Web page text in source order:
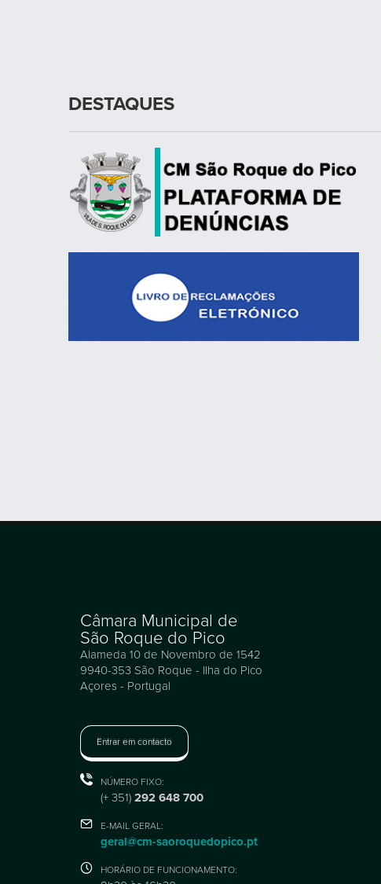
DESTAQUES
Câmara Municipal de
São Roque do Pico
Alameda 10 de Novembro de 1542
9940-353 São Roque - Ilha do Pico
Açores - Portugal
Entrar em contacto
NÚMERO FIXO:
(+ 351) 292 648 700
E-MAIL GERAL:
geral@cm-saoroquedopico.pt
HORÁRIO DE FUNCIONAMENTO: